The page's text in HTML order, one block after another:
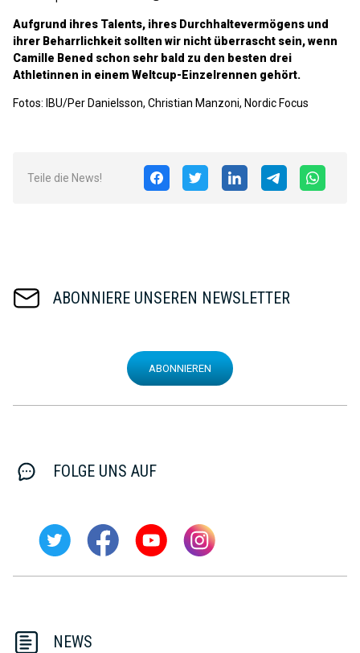
Aufgrund ihres Talents, ihres Durchhaltevermögens und
ihrer Beharrlichkeit sollten wir nicht überrascht sein, wenn
Camille Bened schon sehr bald zu den besten drei
Athletinnen in einem Weltcup-Einzelrennen gehört.
Fotos: IBU/Per Danielsson, Christian Manzoni, Nordic Focus
Teile die News!
ABONNIERE UNSEREN NEWSLETTER
ABONNIEREN
FOLGE UNS AUF
NEWS